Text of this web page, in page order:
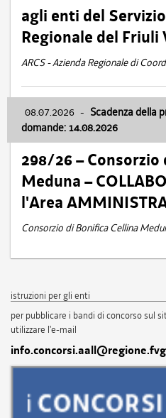
agli enti del
Regionale del Friuli
ARCS - Azienda Regionale di
08.07.2026 - Scadenza della
domande: 14.08.2026
298/26 –
Meduna –
l'Area
Consorzio di Bonifica Cellina
istruzioni per gli enti
per pubblicare i bandi di concorso sul
utilizzare l'e-mail